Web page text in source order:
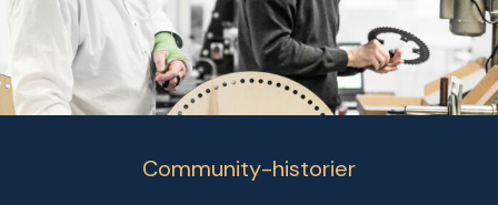
Community-historier